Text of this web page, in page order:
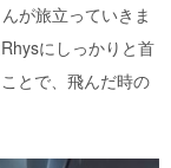
んが旅立っていきま
にしっかりと首
とで、飛んだ時の